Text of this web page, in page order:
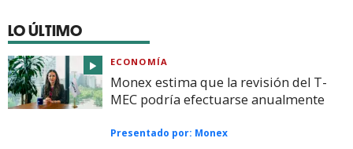
LO ÚLTIMO
ECONOMÍA
Monex estima que la revisión del T-
MEC podría efectuarse anualmente
Presentado por: Monex